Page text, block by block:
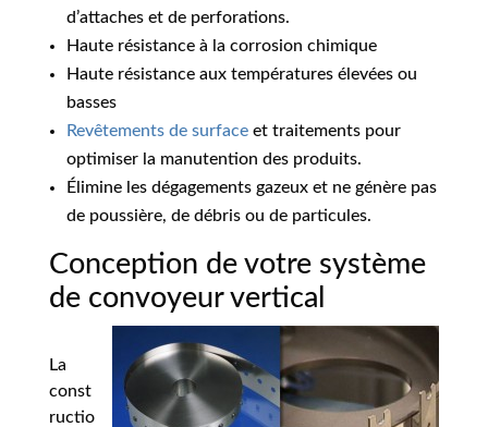
d’attaches et de perforations.
Haute résistance à la corrosion chimique
Haute résistance aux températures élevées ou
basses
Revêtements de surfaceet traitements pour
optimiser la manutention des produits.
Élimine les dégagements gazeux et ne génère pas
de poussière, de débris ou de particules.
Conception de votre système
de convoyeur vertical
La
const
ructio